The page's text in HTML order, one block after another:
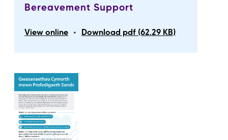
Bereavement Support
View online • Download pdf (62.29 KB)